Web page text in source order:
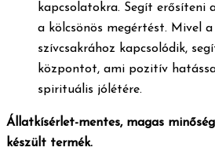
kapcsolatokra. Segít erősíteni
a kölcsönös megértést. Mivel
szívcsakrához kapcsolódik,
központot, ami pozitív
spirituális jólétére.
Állatkísérlet-mentes, magas
készült termék.